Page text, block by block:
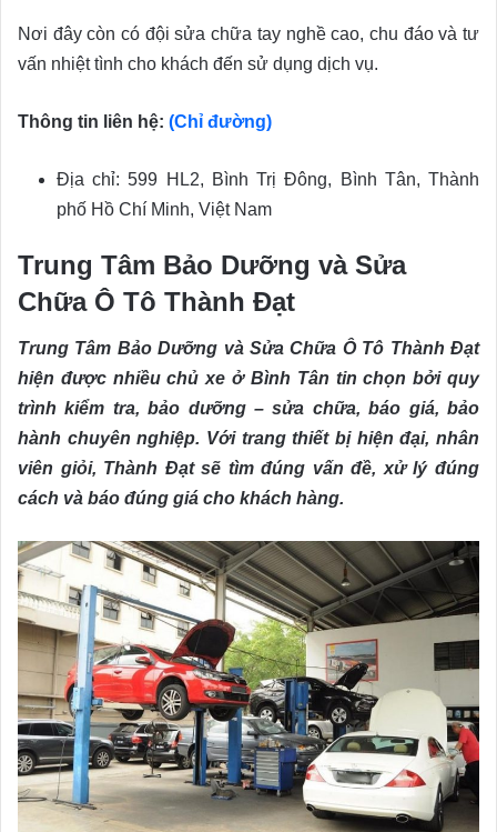
Nơi đây còn có đội sửa chữa tay nghề cao, chu đáo và tư
vấn nhiệt tình cho khách đến sử dụng dịch vụ.
Thông tin liên hệ: (Chỉ đường)
Địa chỉ: 599 HL2, Bình Trị Đông, Bình Tân, Thành
phố Hồ Chí Minh, Việt Nam
Trung Tâm Bảo Dưỡng và Sửa
Chữa Ô Tô Thành Đạt
Trung Tâm Bảo Dưỡng và Sửa Chữa Ô Tô Thành Đạt
hiện được nhiều chủ xe ở Bình Tân tin chọn bởi quy
trình kiểm tra, bảo dưỡng – sửa chữa, báo giá, bảo
hành chuyên nghiệp. Với trang thiết bị hiện đại, nhân
viên giỏi, Thành Đạt sẽ tìm đúng vấn đề, xử lý đúng
cách và báo đúng giá cho khách hàng.